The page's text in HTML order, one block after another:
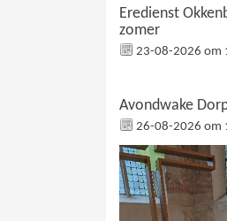
Eredienst
zomer
23-08-2026 om
Avondwake
26-08-2026 om